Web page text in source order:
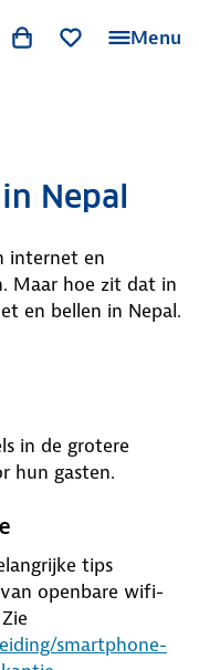
Menu
Nepal
internet en
Maar hoe zit dat in
en bellen in Nepal.
in de grotere
hun gasten.
tips
openbare wifi-
smartphone-